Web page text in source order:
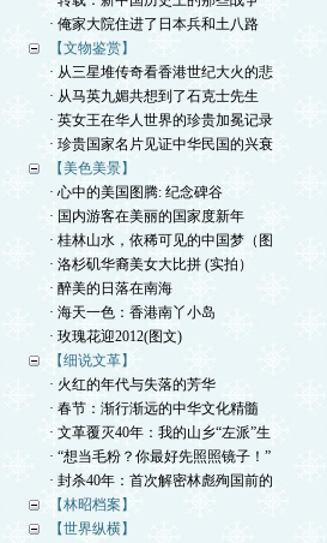
· 俺家大院住进了日本兵和土八路
【文物鉴赏】
· 从三星堆传奇看香港世纪大火的悲
· 从马英九媚共想到了石克士先生
· 英女王在华人世界的珍贵加冕记录
· 珍贵国家名片见证中华民国的兴衰
【美色美景】
· 心中的美国图腾: 纪念碑谷
· 国内游客在美丽的国家度新年
· 桂林山水，依稀可见的中国梦（图
· 洛杉矶华裔美女大比拼 (实拍）
· 醉美的日落在南海
· 海天一色：香港南丫小岛
· 玫瑰花迎2012(图文)
【细说文革】
· 火红的年代与失落的芳华
· 春节：渐行渐远的中华文化精髓
· 文革覆灭40年：我的山乡“左派”生
· “想当毛粉？你最好先照照镜子！”
· 封杀40年：首次解密林彪殉国前的
【林昭档案】
【世界纵横】